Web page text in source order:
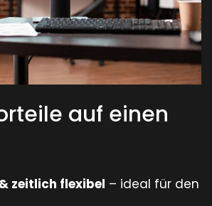
auf einen
zeitlich flexibel – ideal für den